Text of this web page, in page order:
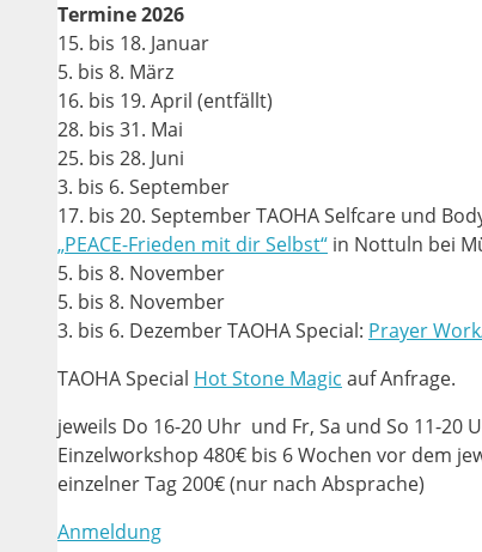
Termine 2026
15. bis 18. Januar
5. bis 8. März
16. bis 19. April (entfällt)
28. bis 31. Mai
25. bis 28. Juni
3. bis 6. September
17. bis 20. September TAOHA Selfcare und
„PEACE-Frieden mit dir Selbst“ in Nottuln bei
5. bis 8. November
5. bis 8. November
3. bis 6. Dezember TAOHA Special: Prayer
TAOHA Special Hot Stone Magic auf Anfrage.
jeweils Do 16-20 Uhr und Fr, Sa und So 11-
Einzelworkshop 480€ bis 6 Wochen vor dem
einzelner Tag 200€ (nur nach Absprache)
Anmeldung